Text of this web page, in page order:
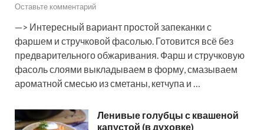
Оставьте комментарий
—> Интересный вариант простой запеканки с
фаршем и стручковой фасолью. Готовится всё без
предварительного обжаривания. Фарш и стручковую
фасоль слоями выкладываем в форму, смазываем
ароматной смесью из сметаны, кетчупа и …
Ленивые голубцы с квашеной
капустой (в духовке)